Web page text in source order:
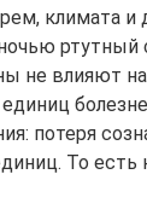
климата
не влияют
потеря
То